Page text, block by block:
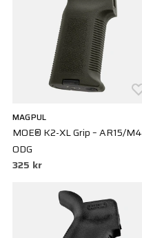
MAGPUL
MOE® K2-XL Grip – AR15/M4
ODG
325 kr